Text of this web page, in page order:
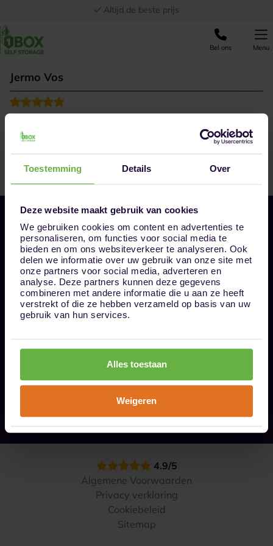
Toestemming Details Over
Deze website maakt gebruik van cookies
We gebruiken cookies om content en advertenties te
personaliseren, om functies voor social media te
bieden en om ons websiteverkeer te analyseren. Ook
delen we informatie over uw gebruik van onze site met
onze partners voor social media, adverteren en
analyse. Deze partners kunnen deze gegevens
combineren met andere informatie die u aan ze heeft
verstrekt of die ze hebben verzameld op basis van uw
gebruik van hun services.
Alles toestaan
Weigeren
Altijd de beste prijs
Bel ons Menu
Jermo Vos
Bel ons op 085 - 0161611
info@1box.nl
Volg ons
Onze opslaglocaties
Hoe werkt het?
4.9/5
Algemene Voorwaarden
Privacy verklaring
Cookiebeleid
Sitemap